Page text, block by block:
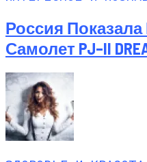
Россия
Самолет PJ–II